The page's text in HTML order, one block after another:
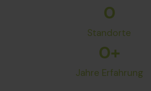
Standorte
0
Jahre Erfahrung
0+